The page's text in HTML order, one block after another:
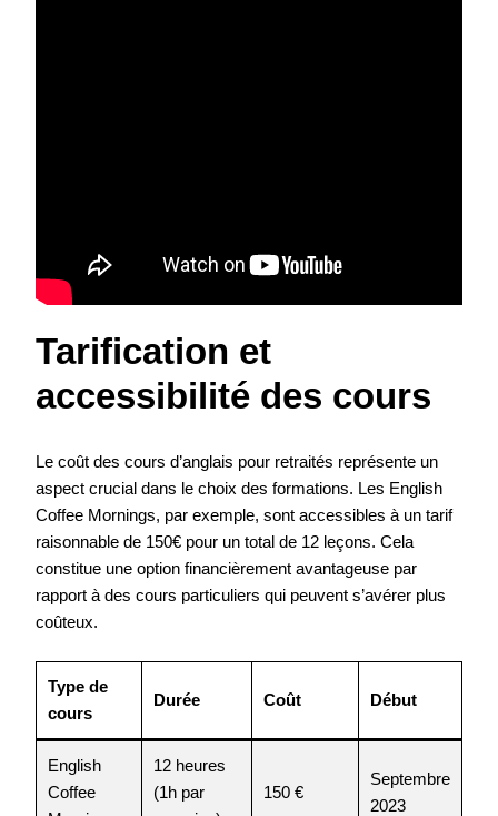
Tarification et
accessibilité des cours
Le coût des cours d’anglais pour retraités représente un
aspect crucial dans le choix des formations. Les English
Coffee Mornings, par exemple, sont accessibles à un tarif
raisonnable de 150€ pour un total de 12 leçons. Cela
constitue une option financièrement avantageuse par
rapport à des cours particuliers qui peuvent s’avérer plus
coûteux.
Type de
cours
Durée Coût Début
English
Coffee
12 heures
(1h par
150 €
Septembre
2023